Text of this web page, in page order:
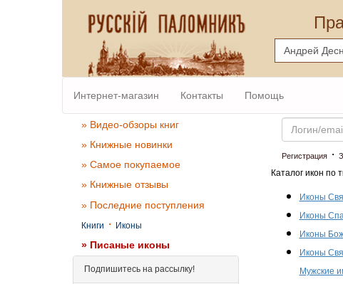
Интернет-магазин Контакты Помощь
» Видео-обзоры книг
» Книжные новинки
» Самое покупаемое
» Книжные отзывы
» Последние поступления
Книги · Иконы
» Писаные иконы
Подпишитесь на рассылку!
Email
Регистрация·
Каталог икон по
Иконы
Иконы
Иконы
Иконы
Мужские